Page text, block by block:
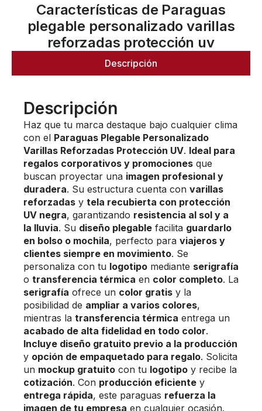
Características de Paraguas
plegable personalizado varillas
reforzadas protección uv
Descripción
Descripción
Haz que tu marca destaque bajo cualquier clima
con el Paraguas Plegable Personalizado
Varillas Reforzadas Protección UV. Ideal para
regalos corporativos y promociones que
buscan proyectar una imagen profesional y
duradera. Su estructura cuenta con varillas
reforzadas y tela recubierta con protección
UV negra, garantizando resistencia al sol y a
la lluvia. Su diseño plegable facilita guardarlo
en bolso o mochila, perfecto para viajeros y
clientes siempre en movimiento. Se
personaliza con tu logotipo mediante serigrafía
o transferencia térmica en color completo. La
serigrafía ofrece un color gratis y la
posibilidad de ampliar a varios colores,
mientras la transferencia térmica entrega un
acabado de alta fidelidad en todo color.
Incluye diseño gratuito previo a la producción
y opción de empaquetado para regalo. Solicita
un mockup gratuito con tu logotipo y recibe la
cotización. Con producción eficiente y
entrega rápida, este paraguas refuerza la
imagen de tu empresa en cualquier ocasión.